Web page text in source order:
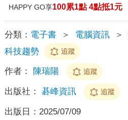
HAPPY GO享100累1點 4點抵1元
分類： 電子書 ＞ 電腦資訊 ＞
科技趨勢
追蹤
作者： 陳瑞陽 追蹤
出版社： 碁峰資訊 追蹤
出版日： 2025/07/09